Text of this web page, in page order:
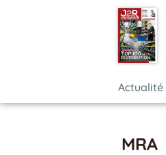
Actualité
MRA